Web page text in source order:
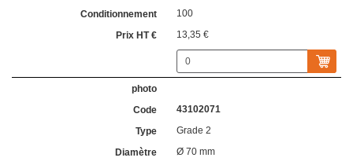
100
13,35 €
43102071
Grade 2
Ø 70 mm